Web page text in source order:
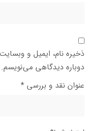
ذخیره نام، ایمیل و
دوباره دیدگاهی می‌نویسم.
عنوان نقد و بررسی *